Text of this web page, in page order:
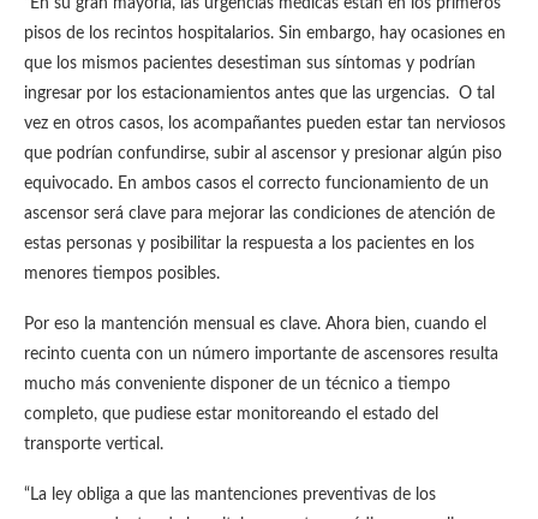
“En su gran mayoría, las urgencias médicas están en los primeros
pisos de los recintos hospitalarios. Sin embargo, hay ocasiones en
que los mismos pacientes desestiman sus síntomas y podrían
ingresar por los estacionamientos antes que las urgencias. O tal
vez en otros casos, los acompañantes pueden estar tan nerviosos
que podrían confundirse, subir al ascensor y presionar algún piso
equivocado. En ambos casos el correcto funcionamiento de un
ascensor será clave para mejorar las condiciones de atención de
estas personas y posibilitar la respuesta a los pacientes en los
menores tiempos posibles.
Por eso la mantención mensual es clave. Ahora bien, cuando el
recinto cuenta con un número importante de ascensores resulta
mucho más conveniente disponer de un técnico a tiempo
completo, que pudiese estar monitoreando el estado del
transporte vertical.
“La ley obliga a que las mantenciones preventivas de los